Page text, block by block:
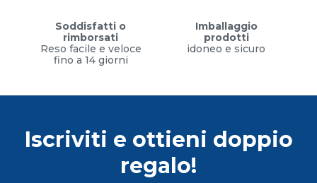
Soddisfatti o
rimborsati
Reso facile e veloce
fino a 14 giorni
Imballaggio
prodotti
idoneo e sicuro
Iscriviti e ottieni doppio
regalo!